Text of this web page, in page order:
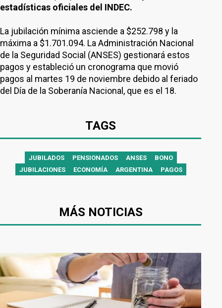
estadísticas oficiales del INDEC.
La jubilación mínima asciende a $252.798 y la
máxima a $1.701.094. La Administración Nacional
de la Seguridad Social (ANSES) gestionará estos
pagos y estableció un cronograma que movió
pagos al martes 19 de noviembre debido al feriado
del Día de la Soberanía Nacional, que es el 18.
TAGS
JUBILADOS PENSIONADOS ANSES
BONO
JUBILACIONES
ECONOMÍA ARGENTINA PAGOS
MÁS NOTICIAS